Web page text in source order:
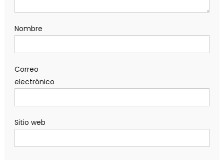
Nombre
Correo
electrónico
Sitio web